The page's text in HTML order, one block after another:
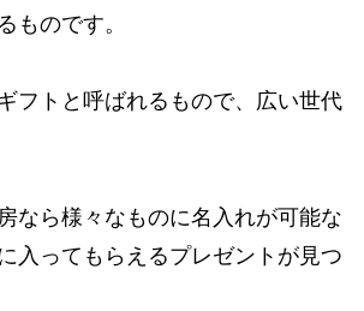
ものです。
フトと呼ばれるもので、広い世代
なら様々なものに名入れが可能な
入ってもらえるプレゼントが見つ